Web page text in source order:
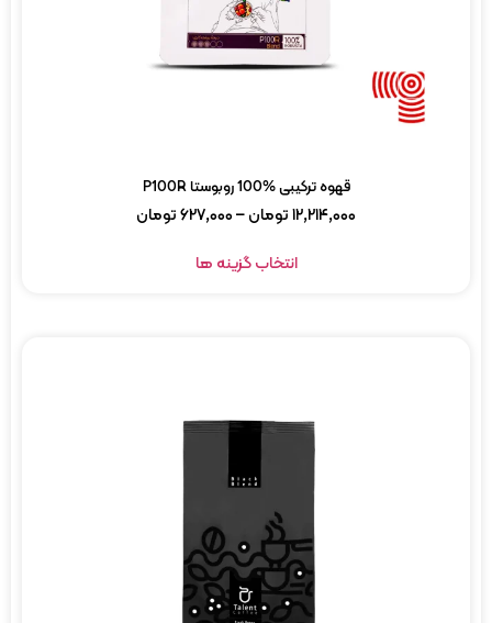
قهوه ترکیبی %100 روبوستا P100R
۱۲,۲۱۴,۰۰۰تومان–۶۲۷,۰۰۰تومان
انتخاب گزینه ها